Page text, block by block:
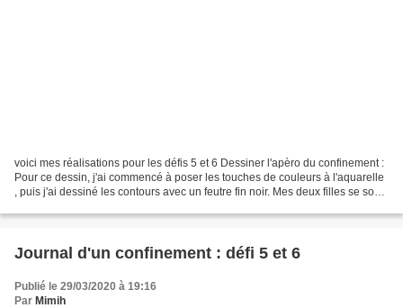
voici mes réalisations pour les défis 5 et 6 Dessiner l'apèro du confinement :
Pour ce dessin, j'ai commencé à poser les touches de couleurs à l'aquarelle
, puis j'ai dessiné les contours avec un feutre fin noir. Mes deux filles se sont
Journal d'un confinement : défi 5 et 6
Publié le 29/03/2020 à 19:16
Par Mimih